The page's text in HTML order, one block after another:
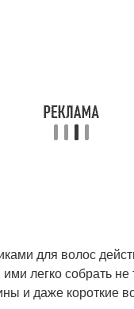
для волос
легко собрать
и даже короткие